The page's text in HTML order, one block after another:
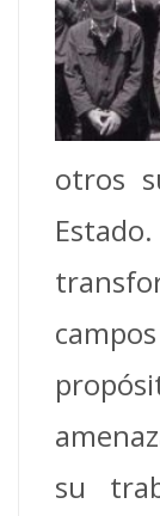
otros
su